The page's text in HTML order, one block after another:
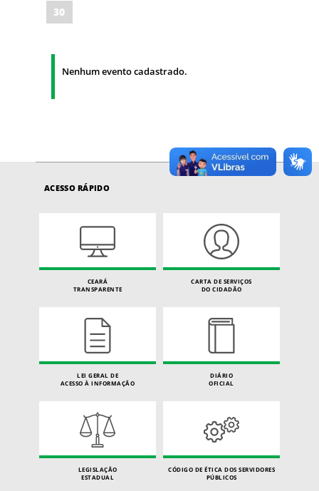
30
Nenhum evento cadastrado.
ACESSO RÁPIDO
CEARÁ
TRANSPARENTE
CARTA DE SERVIÇOS
DO CIDADÃO
LEI GERAL DE
ACESSO À INFORMAÇÃO
DIÁRIO
OFICIAL
LEGISLAÇÃO
ESTADUAL
CÓDIGO DE ÉTICA DOS SERVIDORES
PÚBLICOS